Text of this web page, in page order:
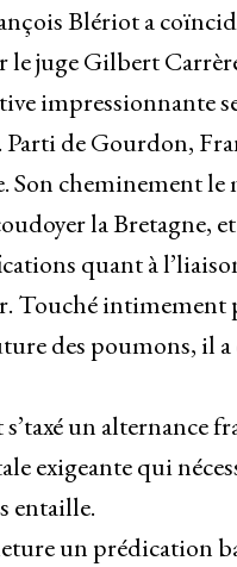
Blériot a
le juge Gilbert
impressionnante
de Gourdon,
cheminement le
la Bretagne,
quant à
Touché intimement
des poumons, il a
un alternance
exigeante qui
entaille.
un prédication